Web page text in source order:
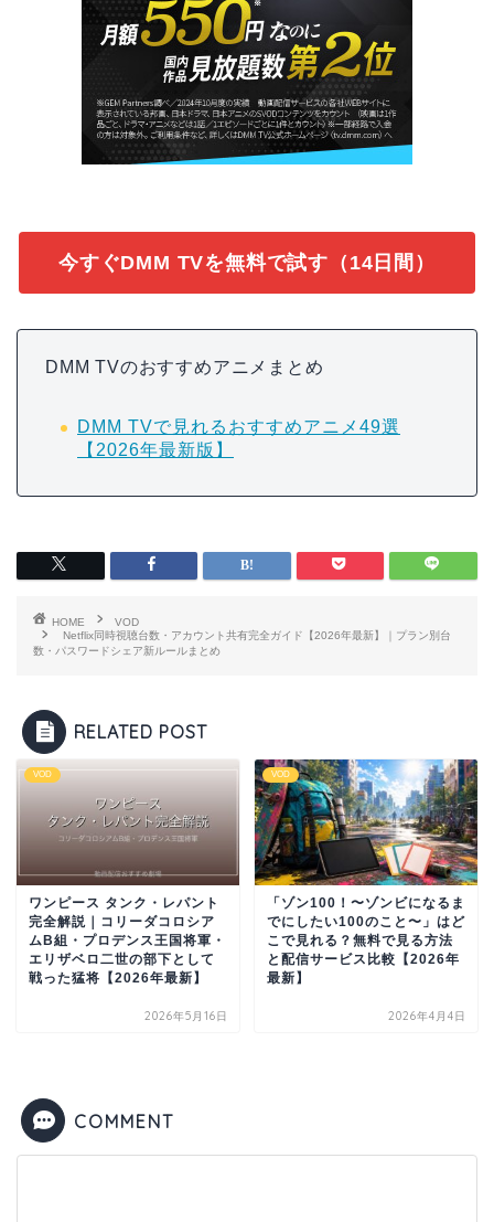
今すぐDMM TVを無料で試す（14日間）
DMM TVのおすすめアニメまとめ
DMM TVで見れるおすすめアニメ49選
【2026年最新版】
HOME
VOD
Netflix同時視聴台数・アカウント共有完全ガイド【2026年最新】｜プラン別台
数・パスワードシェア新ルールまとめ
RELATED POST
VOD
ワンピース タンク・レパント
完全解説｜コリーダコロシア
ムB組・プロデンス王国将軍・
エリザベロ二世の部下として
戦った猛将【2026年最新】
2026年5月16日
VOD
「ゾン100！〜ゾンビになるま
でにしたい100のこと〜」はど
こで見れる？無料で見る方法
と配信サービス比較【2026年
最新】
2026年4月4日
COMMENT